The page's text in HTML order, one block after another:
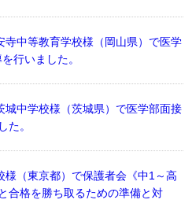
寺中等教育学校様（岡山県）で医学
行いました。
城中学校様（茨城県）で医学部面接
た。
様（東京都）で保護者会《中1～高
合格を勝ち取るための準備と対